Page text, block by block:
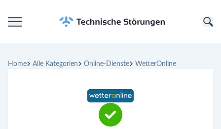
Kategorien
Home Alle Kategorien Online-Dienste WetterOnline